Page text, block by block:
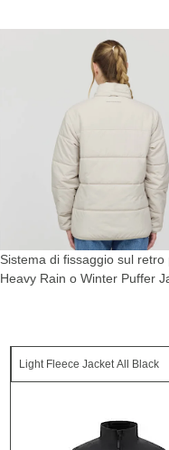
Sistema di fissaggio sul retro
Heavy Rain o Winter Puffer